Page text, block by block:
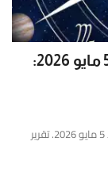
توقعات برج السرطان اليوم الثلاثاء 5 مايو 2026:
تعرف على حظك اليوم وتوقعات برج السرطان ليوم الثلاثاء 5 مايو 2026. تقرير